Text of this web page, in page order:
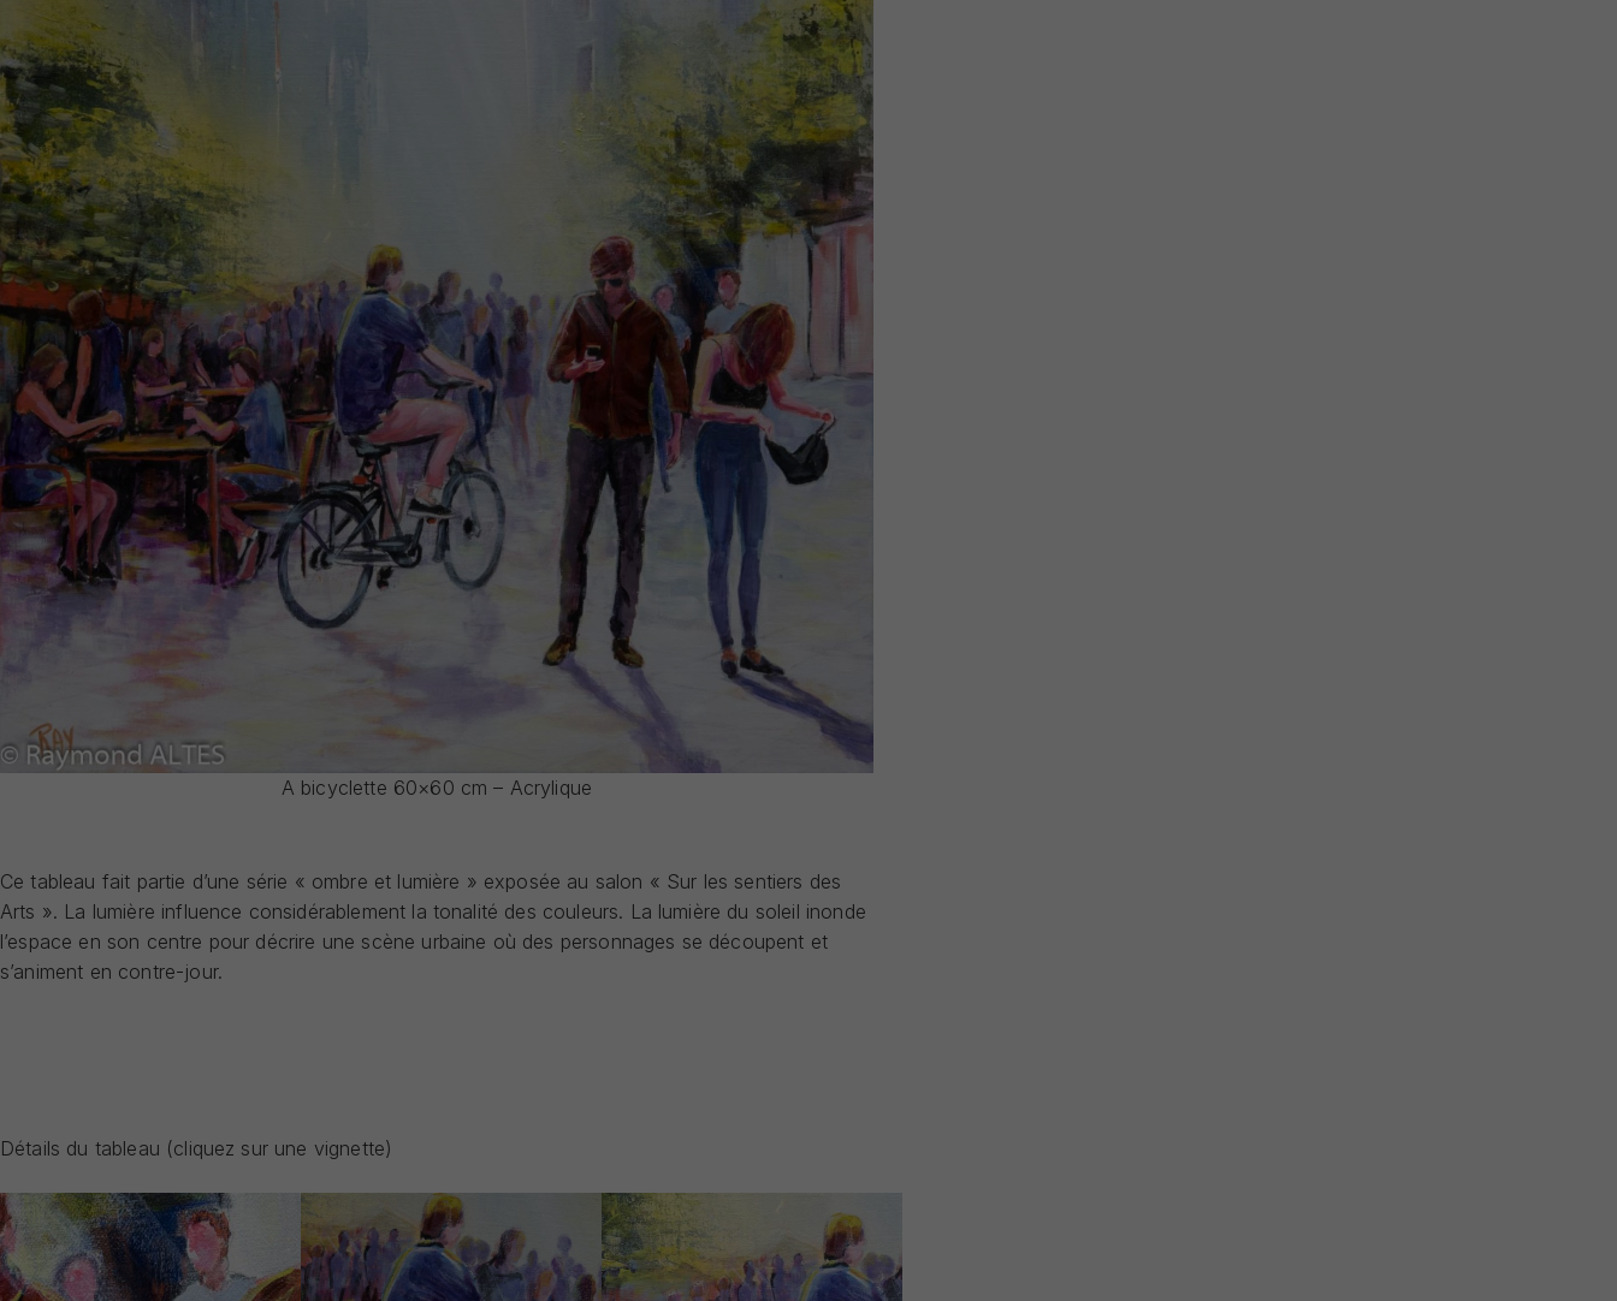
A bicyclette 60×60 cm – Acrylique
Ce tableau fait partie d’une série « ombre et lumière » exposée au salon « Sur les sentiers des
Arts ». La lumière influence considérablement la tonalité des couleurs. La lumière du soleil inonde
l’espace en son centre pour décrire une scène urbaine où des personnages se découpent et
s’animent en contre-jour.
Détails du tableau (cliquez sur une vignette)